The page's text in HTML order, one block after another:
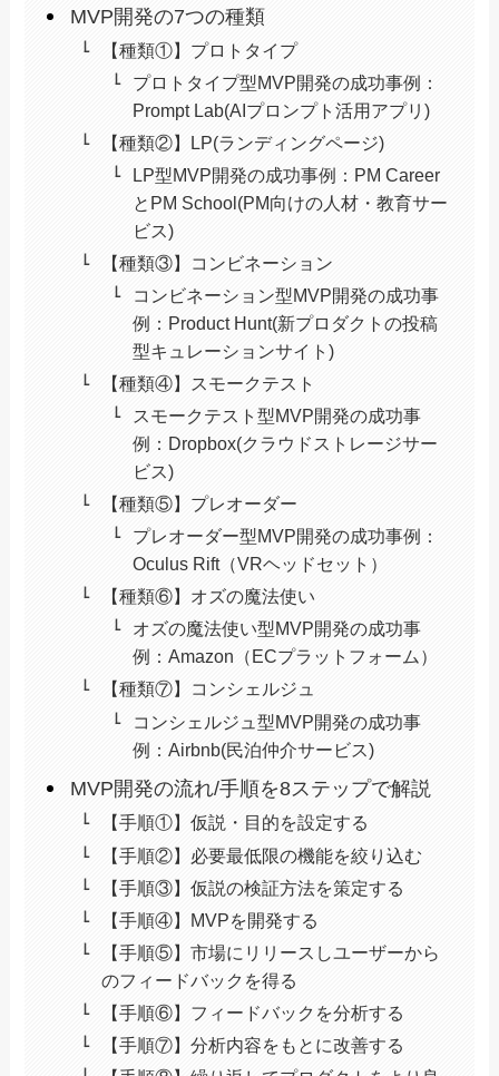
MVP開発の7つの種類
【種類①】プロトタイプ
プロトタイプ型MVP開発の成功事例：
Prompt Lab(AIプロンプト活用アプリ)
【種類②】LP(ランディングページ)
LP型MVP開発の成功事例：PM Career
とPM School(PM向けの人材・教育サー
ビス)
【種類③】コンビネーション
コンビネーション型MVP開発の成功事
例：Product Hunt(新プロダクトの投稿
型キュレーションサイト)
【種類④】スモークテスト
スモークテスト型MVP開発の成功事
例：Dropbox(クラウドストレージサー
ビス)
【種類⑤】プレオーダー
プレオーダー型MVP開発の成功事例：
Oculus Rift（VRヘッドセット）
【種類⑥】オズの魔法使い
オズの魔法使い型MVP開発の成功事
例：Amazon（ECプラットフォーム）
【種類⑦】コンシェルジュ
コンシェルジュ型MVP開発の成功事
例：Airbnb(民泊仲介サービス)
MVP開発の流れ/手順を8ステップで解説
【手順①】仮説・目的を設定する
【手順②】必要最低限の機能を絞り込む
【手順③】仮説の検証方法を策定する
【手順④】MVPを開発する
【手順⑤】市場にリリースしユーザーから
のフィードバックを得る
【手順⑥】フィードバックを分析する
【手順⑦】分析内容をもとに改善する